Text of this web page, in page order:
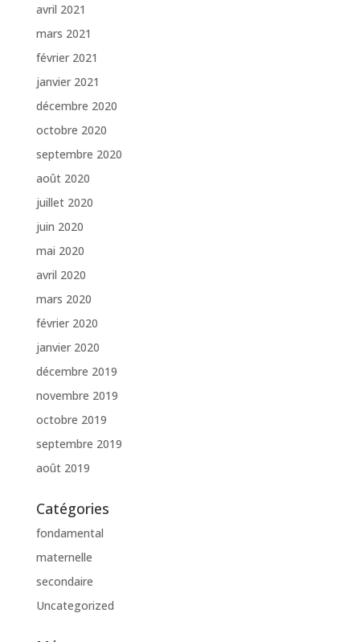
avril 2021
mars 2021
février 2021
janvier 2021
décembre 2020
octobre 2020
septembre 2020
août 2020
juillet 2020
juin 2020
mai 2020
avril 2020
mars 2020
février 2020
janvier 2020
décembre 2019
novembre 2019
octobre 2019
septembre 2019
août 2019
Catégories
fondamental
maternelle
secondaire
Uncategorized